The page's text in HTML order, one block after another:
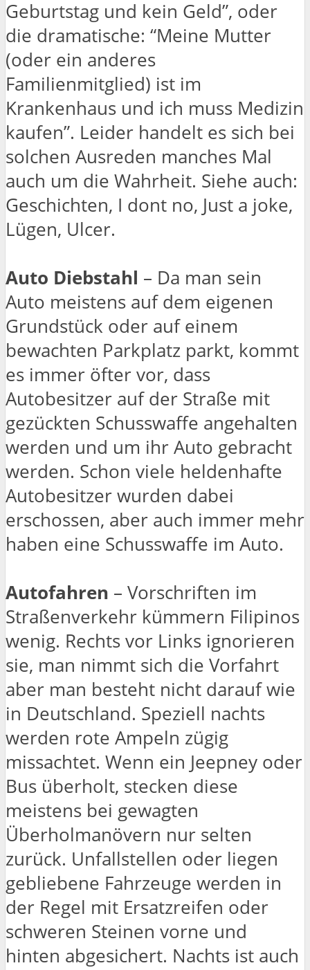
Geburtstag und kein Geld”, oder
die dramatische: “Meine Mutter
(oder ein anderes
Familienmitglied) ist im
Krankenhaus und ich muss Medizin
kaufen”. Leider handelt es sich bei
solchen Ausreden manches Mal
auch um die Wahrheit. Siehe auch:
Geschichten, I dont no, Just a joke,
Lügen, Ulcer.
Auto Diebstahl – Da man sein
Auto meistens auf dem eigenen
Grundstück oder auf einem
bewachten Parkplatz parkt, kommt
es immer öfter vor, dass
Autobesitzer auf der Straße mit
gezückten Schusswaffe angehalten
werden und um ihr Auto gebracht
werden. Schon viele heldenhafte
Autobesitzer wurden dabei
erschossen, aber auch immer mehr
haben eine Schusswaffe im Auto.
Autofahren – Vorschriften im
Straßenverkehr kümmern Filipinos
wenig. Rechts vor Links ignorieren
sie, man nimmt sich die Vorfahrt
aber man besteht nicht darauf wie
in Deutschland. Speziell nachts
werden rote Ampeln zügig
missachtet. Wenn ein Jeepney oder
Bus überholt, stecken diese
meistens bei gewagten
Überholmanövern nur selten
zurück. Unfallstellen oder liegen
gebliebene Fahrzeuge werden in
der Regel mit Ersatzreifen oder
schweren Steinen vorne und
hinten abgesichert. Nachts ist auch